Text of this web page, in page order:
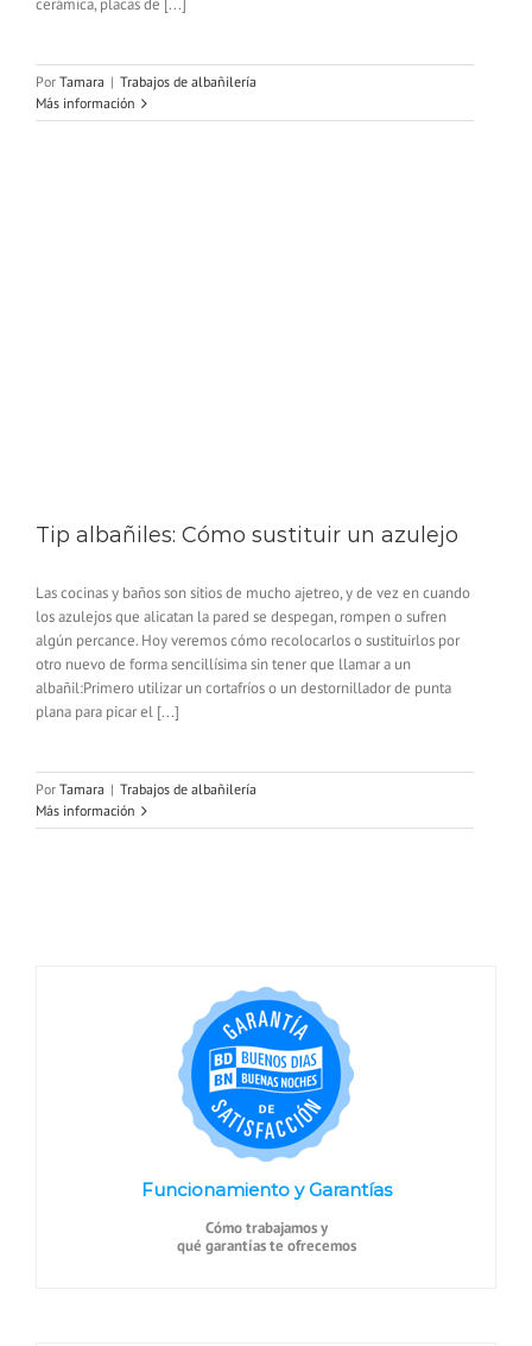
cerámica, placas de [...]
Por Tamara | Trabajos de albañilería
Más información
Tip albañiles: Cómo sustituir un azulejo
Las cocinas y baños son sitios de mucho ajetreo, y de vez en cuando
los azulejos que alicatan la pared se despegan, rompen o sufren
algún percance. Hoy veremos cómo recolocarlos o sustituirlos por
otro nuevo de forma sencillísima sin tener que llamar a un
albañil:Primero utilizar un cortafríos o un destornillador de punta
plana para picar el [...]
Por Tamara | Trabajos de albañilería
Más información
Funcionamiento y Garantías
Cómo trabajamos y
qué garantías te ofrecemos